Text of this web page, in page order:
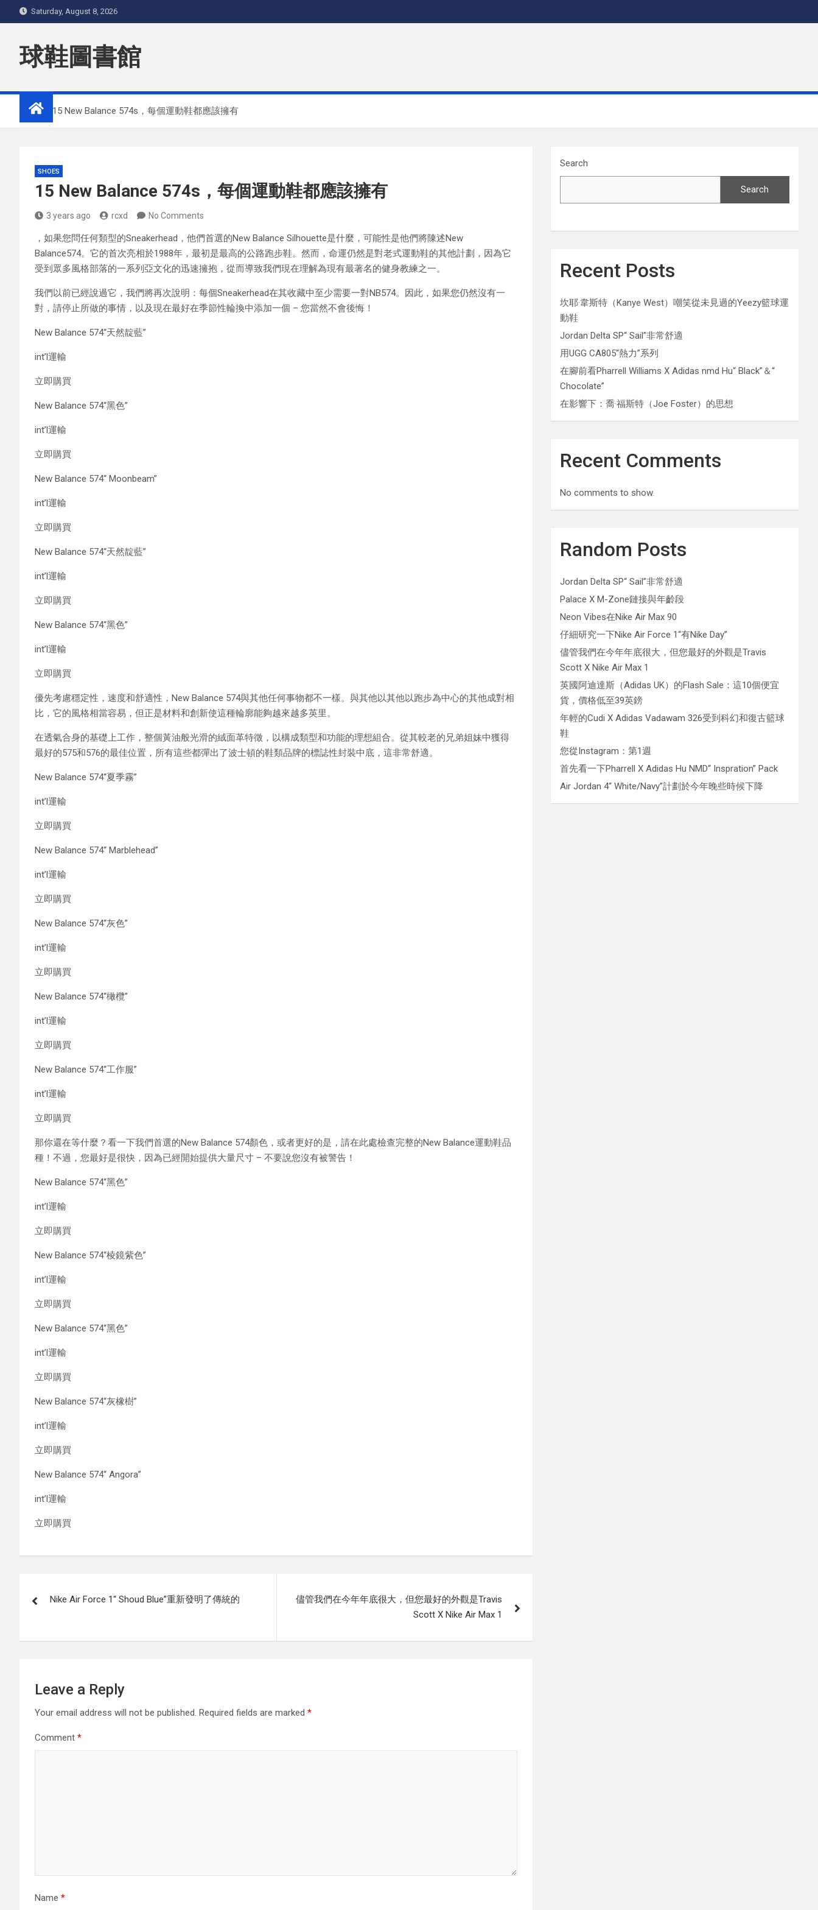
to
Saturday, August 8, 2026
球鞋圖書館
Home 15 New Balance 574s，每個運動鞋都應該擁有
SHOES
15 New Balance 574s，每個運動鞋都應該擁有
3 years ago rcxd No Comments
，如果您問任何類型的Sneakerhead，他們首選的New Balance Silhouette是什麼，可能性是他們將陳述New
Balance574。它的首次亮相於1988年，最初是最高的公路跑步鞋。然而，命運仍然是對老式運動鞋的其他計劃，因為它
受到眾多風格部落的一系列亞文化的迅速擁抱，從而導致我們現在理解為現有最著名的健身教練之一。
我們以前已經說過它，我們將再次說明：每個Sneakerhead在其收藏中至少需要一對NB574。因此，如果您仍然沒有一
對，請停止所做的事情，以及現在最好在季節性輪換中添加一個 – 您當然不會後悔！
New Balance 574“天然靛藍”
int’l運輸
立即購買
New Balance 574“黑色”
int’l運輸
立即購買
New Balance 574“ Moonbeam”
int’l運輸
立即購買
New Balance 574“天然靛藍”
int’l運輸
立即購買
New Balance 574“黑色”
int’l運輸
立即購買
優先考慮穩定性，速度和舒適性，New Balance 574與其他任何事物都不一樣。與其他以其他以跑步為中心的其他成對相
比，它的風格相當容易，但正是材料和創新使這種輪廓能夠越來越多英里。
在透氣合身的基礎上工作，整個黃油般光滑的絨面革特徵，以構成類型和功能的理想組合。從其較老的兄弟姐妹中獲得
最好的575和576的最佳位置，所有這些都彈出了波士頓的鞋類品牌的標誌性封裝中底，這非常舒適。
New Balance 574“夏季霧”
int’l運輸
立即購買
New Balance 574“ Marblehead”
int’l運輸
立即購買
New Balance 574“灰色”
int’l運輸
立即購買
New Balance 574“橄欖”
int’l運輸
立即購買
New Balance 574“工作服”
int’l運輸
立即購買
那你還在等什麼？看一下我們首選的New Balance 574顏色，或者更好的是，請在此處檢查完整的New Balance運動鞋品
種！不過，您最好是很快，因為已經開始提供大量尺寸 – 不要說您沒有被警告！
New Balance 574“黑色”
int’l運輸
立即購買
New Balance 574“棱鏡紫色”
int’l運輸
立即購買
New Balance 574“黑色”
int’l運輸
立即購買
New Balance 574“灰橡樹”
int’l運輸
立即購買
New Balance 574“ Angora”
int’l運輸
立即購買
navigation
Nike Air Force 1“ Shoud Blue”重新發明了傳統的
儘管我們在今年年底很大，但您最好的外觀是Travis
Scott X Nike Air Max 1
Leave a Reply
Your email address will not be published. Required fields are marked *
Comment *
Name *
Search
Search
Recent Posts
坎耶·韋斯特（Kanye West）嘲笑從未見過的Yeezy籃球運
動鞋
Jordan Delta SP“ Sail”非常舒適
用UGG CA805“熱力”系列
在腳前看Pharrell Williams X Adidas nmd Hu“ Black”＆“
Chocolate”
在影響下：喬·福斯特（Joe Foster）的思想
Recent Comments
No comments to show.
Random Posts
Jordan Delta SP“ Sail”非常舒適
Palace X M-Zone鏈接與年齡段
Neon Vibes在Nike Air Max 90
仔細研究一下Nike Air Force 1“有Nike Day”
儘管我們在今年年底很大，但您最好的外觀是Travis
Scott X Nike Air Max 1
英國阿迪達斯（Adidas UK）的Flash Sale：這10個便宜
貨，價格低至39英鎊
年輕的Cudi X Adidas Vadawam 326受到科幻和復古籃球
鞋
您從Instagram：第1週
首先看一下Pharrell X Adidas Hu NMD“ Inspration” Pack
Air Jordan 4“ White/Navy”計劃於今年晚些時候下降